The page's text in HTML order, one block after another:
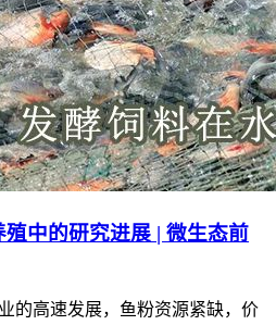
中的研究进展 | 微生态前
的高速发展，鱼粉资源紧缺，价